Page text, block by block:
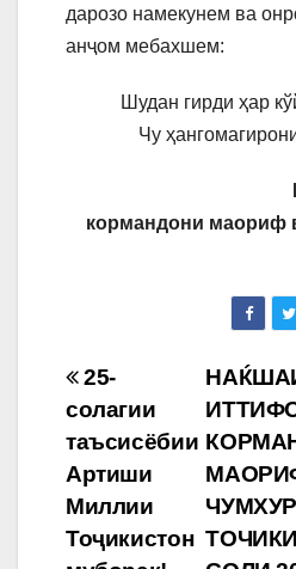
дарозо намекунем ва
анҷом мебахшем:
Шудан гирди ҳар
Чу
кормандони маориф
Навигация
по
записям
25-
солагии
таъсисёбии
Артиши
Миллии
Тоҷикистон